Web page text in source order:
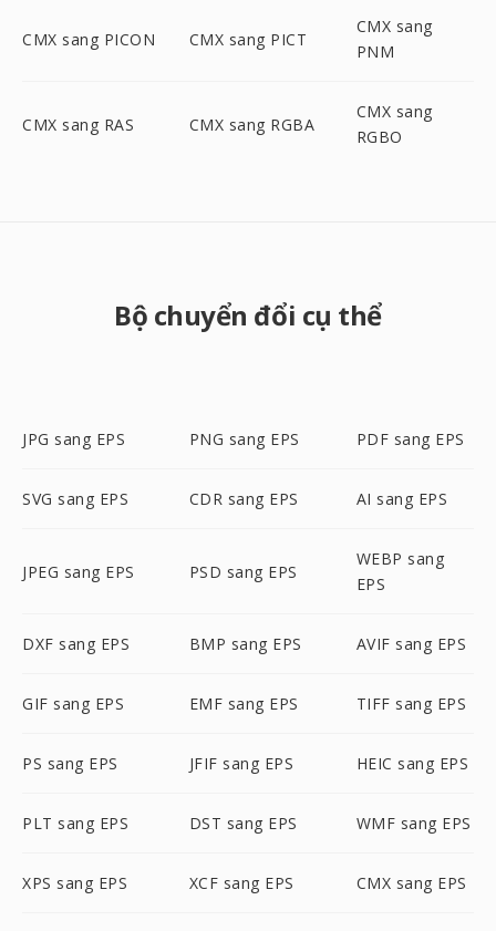
CMX sang PICON CMX sang PICT
CMX sang
PNM
CMX sang RAS CMX sang RGBA
CMX sang
RGBO
Bộ chuyển đổi cụ thể
JPG sang EPS PNG sang EPS PDF sang EPS
SVG sang EPS CDR sang EPS AI sang EPS
JPEG sang EPS PSD sang EPS
WEBP sang
EPS
DXF sang EPS BMP sang EPS AVIF sang EPS
GIF sang EPS EMF sang EPS TIFF sang EPS
PS sang EPS JFIF sang EPS HEIC sang EPS
PLT sang EPS DST sang EPS WMF sang EPS
XPS sang EPS XCF sang EPS CMX sang EPS